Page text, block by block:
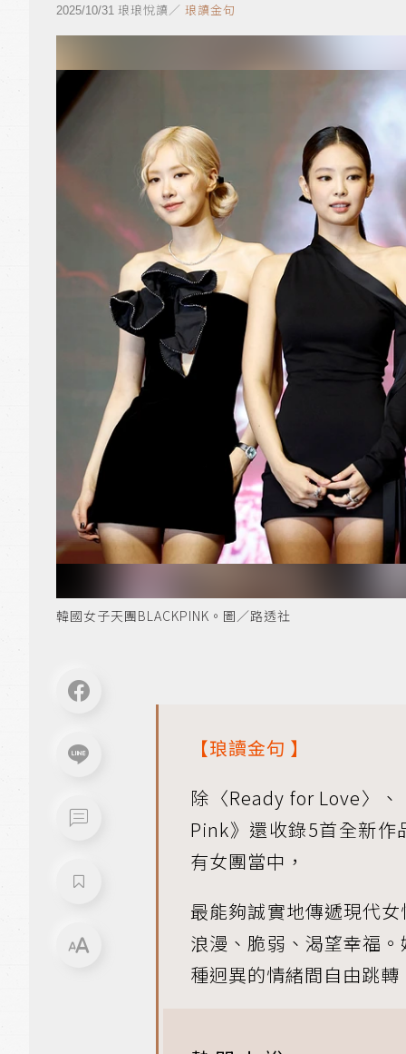
2025/10/31 琅琅悅讀／ 琅讀金句
韓國女子天團BLACKPINK。圖／路透社
【琅讀金句 】
除〈Ready for Love〉
Pink》還收錄5首全新作
有女團當中，
最能夠誠實地傳遞現代
浪漫、脆弱、渴望幸福
種迥異的情緒間自由跳轉